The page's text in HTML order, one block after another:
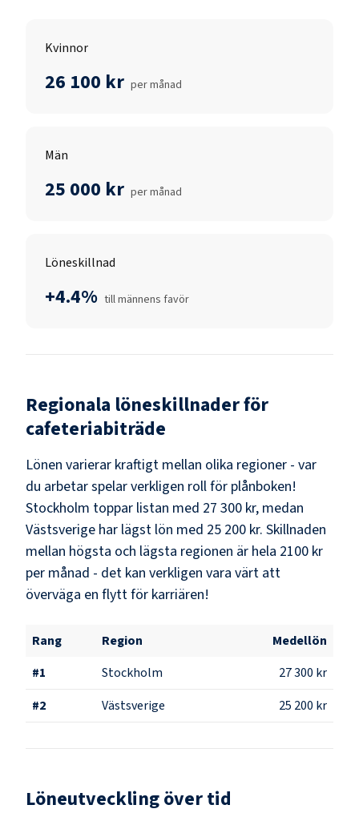
Kvinnor
26 100 kr per månad
Män
25 000 kr per månad
Löneskillnad
+4.4% till männens favör
Regionala löneskillnader för
cafeteriabiträde
Lönen varierar kraftigt mellan olika regioner - var
du arbetar spelar verkligen roll för plånboken!
Stockholm toppar listan med 27 300 kr, medan
Västsverige har lägst lön med 25 200 kr. Skillnaden
mellan högsta och lägsta regionen är hela 2100 kr
per månad - det kan verkligen vara värt att
överväga en flytt för karriären!
Rang Region
Medellön
#1 Stockholm
27 300 kr
#2 Västsverige 25 200 kr
Löneutveckling över tid